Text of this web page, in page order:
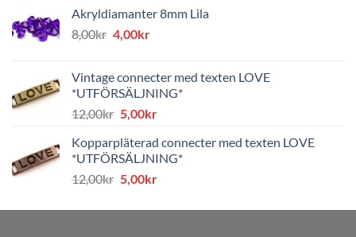
Akryldiamanter 8mm Lila
8,00kr Det
var:
8,00kr.
4,00krDet
är:
4,00kr.
Vintage connecter med texten LOVE
*UTFÖRSÄLJNING*
12,00kr Det
priset
var:
12,00kr.
5,00krDet
priset
är:
5,00kr.
Kopparpläterad connecter med texten LOVE
*UTFÖRSÄLJNING*
12,00kr Det
priset
5,00krDet
priset